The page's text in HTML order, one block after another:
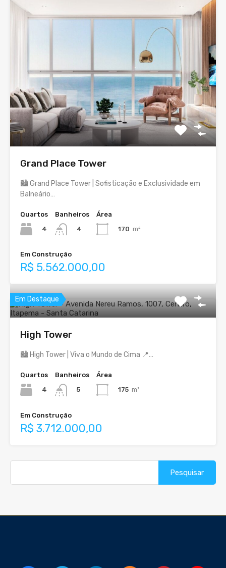
Grand Place Tower
🏙️ Grand Place Tower | Sofisticação e Exclusividade em
Balneário…
Quartos
4
Banheiros
4
Área
170 m²
Em Construção
R$ 5.562.000,00
Em Destaque
High Tower
🏙️ High Tower | Viva o Mundo de Cima 📍…
Quartos
4
Banheiros
5
Área
175 m²
Em Construção
R$ 3.712.000,00